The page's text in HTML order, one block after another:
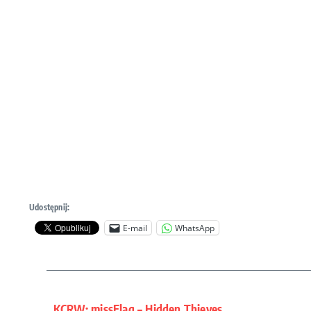
Udostępnij:
E-mail WhatsApp